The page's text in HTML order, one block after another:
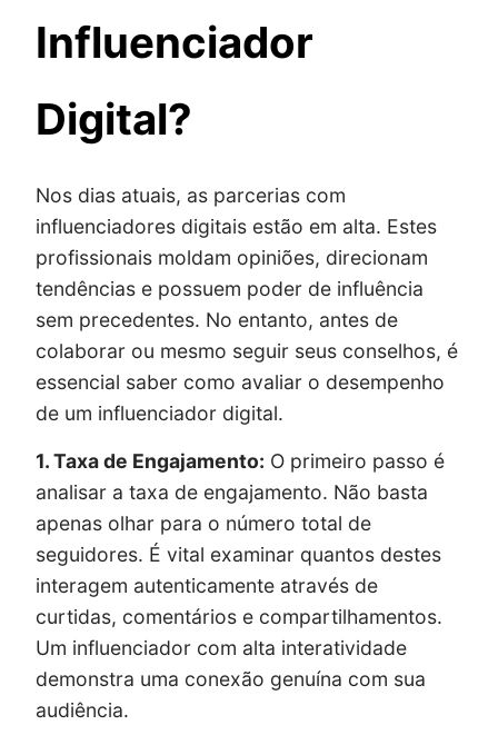
Influenciador
Digital?
Nos dias atuais, as parcerias com
influenciadores digitais estão em alta. Estes
profissionais moldam opiniões, direcionam
tendências e possuem poder de influência
sem precedentes. No entanto, antes de
colaborar ou mesmo seguir seus conselhos, é
essencial saber como avaliar o desempenho
de um influenciador digital.
1. Taxa de Engajamento: O primeiro passo é
analisar a taxa de engajamento. Não basta
apenas olhar para o número total de
seguidores. É vital examinar quantos destes
interagem autenticamente através de
curtidas, comentários e compartilhamentos.
Um influenciador com alta interatividade
demonstra uma conexão genuína com sua
audiência.